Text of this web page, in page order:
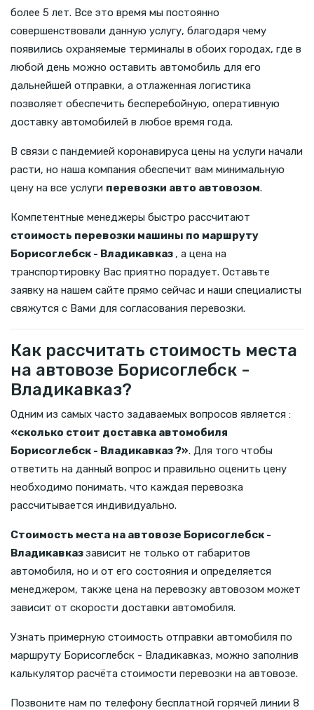
более 5 лет. Все это время мы постоянно
совершенствовали данную услугу, благодаря чему
появились охраняемые терминалы в обоих городах, где в
любой день можно оставить автомобиль для его
дальнейшей отправки, а отлаженная логистика
позволяет обеспечить бесперебойную, оперативную
доставку автомобилей в любое время года.
В связи с пандемией коронавируса цены на услуги начали
расти, но наша компания обеспечит вам минимальную
цену на все услуги перевозки авто автовозом.
Компетентные менеджеры быстро рассчитают
стоимость перевозки машины по маршруту
Борисоглебск - Владикавказ , а цена на
транспортировку Вас приятно порадует. Оставьте
заявку на нашем сайте прямо сейчас и наши специалисты
свяжутся с Вами для согласования перевозки.
Как рассчитать стоимость места
на автовозе Борисоглебск -
Владикавказ?
Одним из самых часто задаваемых вопросов является :
«сколько стоит доставка автомобиля
Борисоглебск - Владикавказ ?». Для того чтобы
ответить на данный вопрос и правильно оценить цену
необходимо понимать, что каждая перевозка
рассчитывается индивидуально.
Стоимость места на автовозе Борисоглебск -
Владикавказзависит не только от габаритов
автомобиля, но и от его состояния и определяется
менеджером, также цена на перевозку автовозом может
зависит от скорости доставки автомобиля.
Узнать примерную стоимость отправки автомобиля по
маршруту Борисоглебск - Владикавказ, можно заполнив
калькулятор расчёта стоимости перевозки на автовозе.
Позвоните нам по телефону бесплатной горячей линии 8